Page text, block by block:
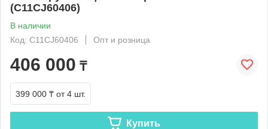
(C11CJ60406)
В наличии
Код: C11CJ60406
Опт и розница
406 000 ₸
399 000 ₸ от 4 шт.
Купить